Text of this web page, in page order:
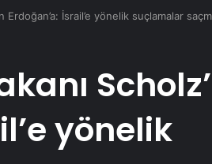
Erdoğan’a: İsrail’e yönelik suçlamalar
yönelik